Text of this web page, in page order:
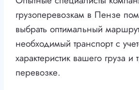
грузоперевозкам в Пензе
выбрать оптимальный
необходимый транспорт с
характеристик вашего груза и
перевозке.